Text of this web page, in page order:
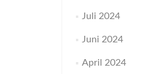
Juli 2024
Juni 2024
April 2024